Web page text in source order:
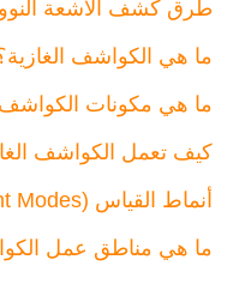
طرق كشف الأشعة
ما هي الكواشف
ما هي مكونات الكواشف
كيف تعمل الكواشف
أنماط القياس (Mesurment Modes)
ما هي مناطق عمل